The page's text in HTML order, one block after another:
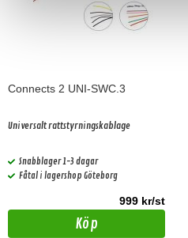
Connects 2 UNI-SWC.3
Universalt rattstyrningskablage
Snabblager 1-3 dagar
Fåtal i lagershop Göteborg
999 kr/st
Köp